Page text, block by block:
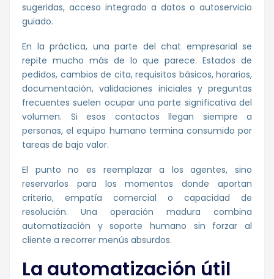
sugeridas, acceso integrado a datos o autoservicio
guiado.
En la práctica, una parte del chat empresarial se
repite mucho más de lo que parece. Estados de
pedidos, cambios de cita, requisitos básicos, horarios,
documentación, validaciones iniciales y preguntas
frecuentes suelen ocupar una parte significativa del
volumen. Si esos contactos llegan siempre a
personas, el equipo humano termina consumido por
tareas de bajo valor.
El punto no es reemplazar a los agentes, sino
reservarlos para los momentos donde aportan
criterio, empatía comercial o capacidad de
resolución. Una operación madura combina
automatización y soporte humano sin forzar al
cliente a recorrer menús absurdos.
La automatización útil